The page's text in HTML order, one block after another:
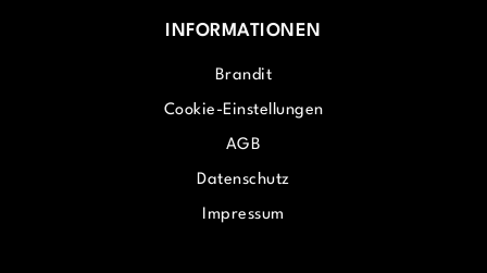
INFORMATIONEN
Brandit
Cookie-Einstellungen
AGB
Datenschutz
Impressum